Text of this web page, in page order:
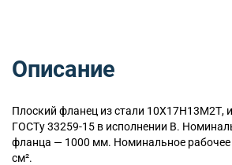
Описание
Плоский фланец из стали 10Х17Н13М2Т,
ГОСТу 33259-15 в исполнении B.
фланца — 1000 мм. Номинальное рабочее
см².